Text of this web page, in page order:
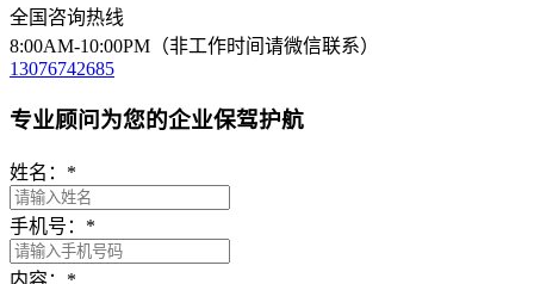
全国咨询热线
8:00AM-10:00PM（非工作时间请微信联系）
13076742685
专业顾问为您的企业保驾护航
姓名： *
手机号： *
内容： *